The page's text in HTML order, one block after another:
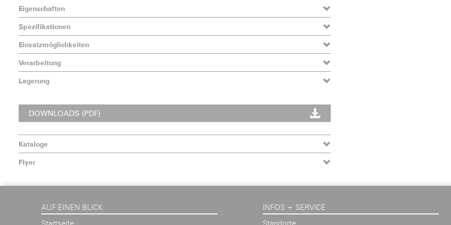
Eigenschaften
Spezifikationen
Einsatzmöglichkeiten
Verarbeitung
Lagerung
DOWNLOADS (PDF)
Kataloge
Flyer
AUF EINEN BLICK
INFOS + SERVICE